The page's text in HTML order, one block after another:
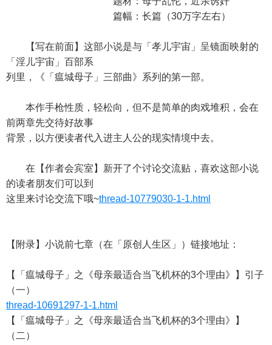
篇幅：长篇（30万字左右）
【写在前面】这部小说是与「孝儿宇宙」呈镜面映射的
「淫儿宇宙」百部系
列里，《「瘟城母子」三部曲》系列的第一部。
本作手枪性质，轻松向，但不是简单的肉戏堆积，会在
前两章先交待好故事
背景，以方便读者代入进主人公的现实情境中去。
在【作者会宾室】新开了个讨论交流贴，喜欢这部小说
的读者朋友们可以到
这里来讨论交流下哦~thread-10779030-1-1.html
【附录】小说前七章（在「原创人生区」）链接地址：
【「瘟城母子」之《母亲最适合当飞机杯的3个理由》】引子
（一）
thread-10691297-1-1.html
【「瘟城母子」之《母亲最适合当飞机杯的3个理由》】
（二）